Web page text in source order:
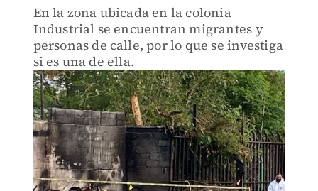
En la zona ubicada en la colonia
Industrial se encuentran migrantes y
personas de calle, por lo que se investiga
si es una de ella.